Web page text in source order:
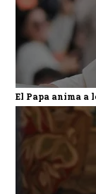
El Papa anima a